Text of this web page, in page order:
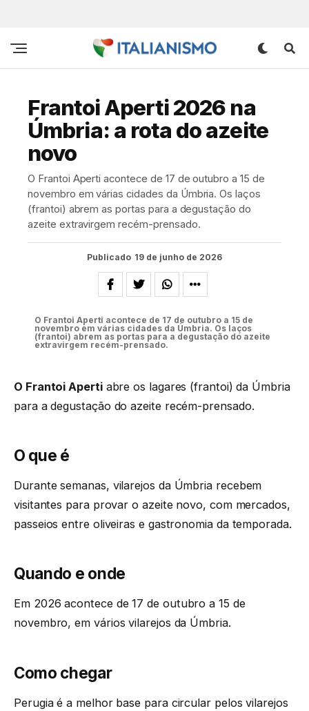
Frantoi Aperti 2026 na
Úmbria: a rota do azeite
novo
O Frantoi Aperti acontece de 17 de outubro a 15 de
novembro em várias cidades da Úmbria. Os laços
(frantoi) abrem as portas para a degustação do
azeite extravirgem recém-prensado.
Publicado 19 de junho de 2026
O Frantoi Aperti acontece de 17 de outubro a 15 de
novembro em várias cidades da Úmbria. Os laços
(frantoi) abrem as portas para a degustação do azeite
extravirgem recém-prensado.
O Frantoi Apertiabre os lagares (frantoi) da Úmbria
para a degustação do azeite recém-prensado.
O que é
Durante semanas, vilarejos da Úmbria recebem
visitantes para provar o azeite novo, com mercados,
passeios entre oliveiras e gastronomia da temporada.
Quando e onde
Em 2026 acontece de 17 de outubro a 15 de
novembro, em vários vilarejos da Úmbria.
Como chegar
Perugia é a melhor base para circular pelos vilarejos